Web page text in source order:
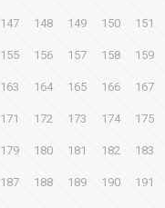
147 148 149 150 151
155 156 157 158 159
163 164 165 166 167
171 172 173 174 175
179 180 181 182 183
187 188 189 190 191